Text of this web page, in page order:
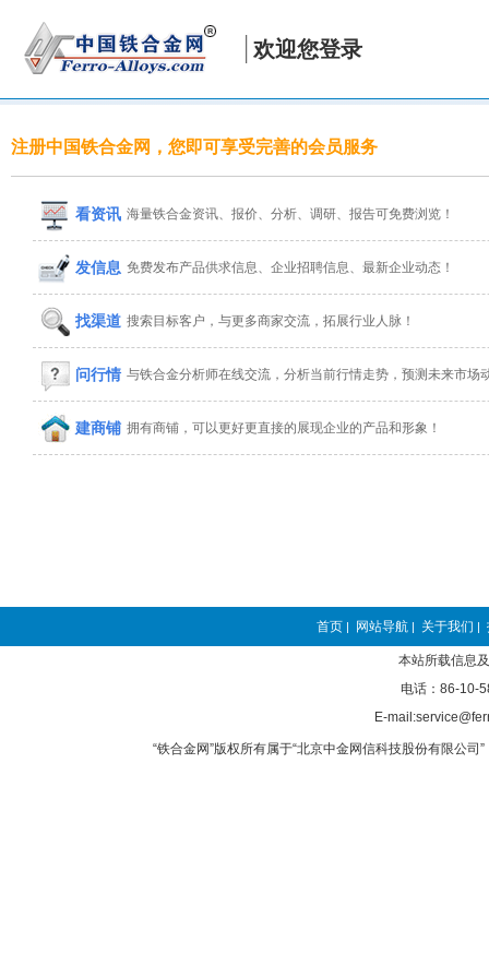
欢迎您登录
注册中国铁合金网，您即可享受完善的会员服务
看资讯 海量铁合金资讯、报价、分析、调研、报告可免费浏览！
发信息 免费发布产品供求信息、企业招聘信息、最新企业动态！
找渠道 搜索目标客户，与更多商家交流，拓展行业人脉！
问行情 与铁合金分析师在线交流，分析当前行情走势，预测未来市场
建商铺 拥有商铺，可以更好更直接的展现企业的产品和形象！
首页 | 网站导航 | 关于我们 |
本站所载信息
电话：86-10-
E-
“铁合金网”版权所有属于“北京中金网信科技股份有限公司